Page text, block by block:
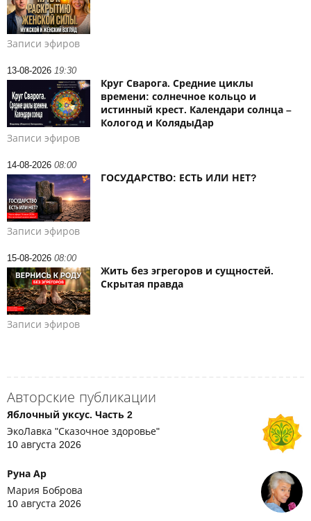
Записи эфиров
13-08-2026 19:30
Круг Сварога. Средние циклы
времени: солнечное кольцо и
истинный крест. Календари солнца –
Кологод и КолядыДар
Записи эфиров
14-08-2026 08:00
ГОСУДАРСТВО: ЕСТЬ ИЛИ НЕТ?
Записи эфиров
15-08-2026 08:00
Жить без эгрегоров и сущностей.
Скрытая правда
Записи эфиров
Авторские публикации
Яблочный уксус. Часть 2
ЭкоЛавка "Сказочное здоровье"
10 августа 2026
Руна Ар
Мария Боброва
10 августа 2026